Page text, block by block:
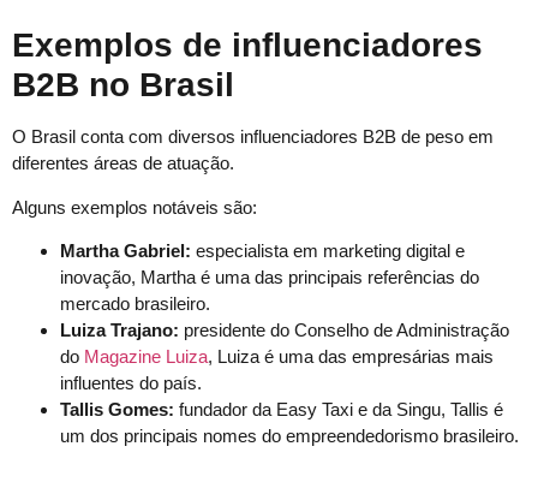
Exemplos de influenciadores
B2B no Brasil
O Brasil conta com diversos influenciadores B2B de peso em
diferentes áreas de atuação.
Alguns exemplos notáveis são:
Martha Gabriel: especialista em marketing digital e
inovação, Martha é uma das principais referências do
mercado brasileiro.
Luiza Trajano: presidente do Conselho de Administração
do Magazine Luiza, Luiza é uma das empresárias mais
influentes do país.
Tallis Gomes: fundador da Easy Taxi e da Singu, Tallis é
um dos principais nomes do empreendedorismo brasileiro.